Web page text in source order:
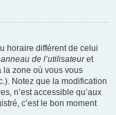
horaire différent de celui
de l’utilisateuret
la zone où vous vous
Notez que la modification
n’est accessible qu’aux
c’est le bon moment